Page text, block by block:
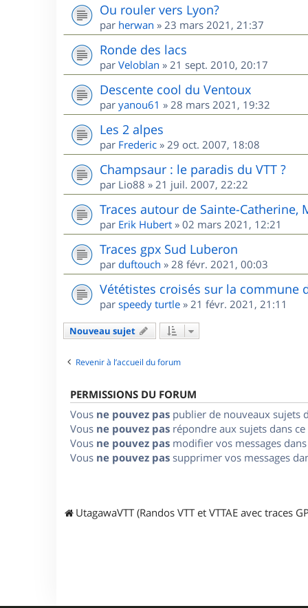
Ou rouler vers Lyon?
par herwan » 23 mars 2021, 21:37
Ronde des lacs
par Veloblan » 21 sept. 2010, 20:17
Descente cool du Ventoux
par yanou61 » 28 mars 2021, 19:32
Les 2 alpes
par Frederic » 29 oct. 2007, 18:08
Champsaur : le paradis du VTT ?
par Lio88 » 21 juil. 2007, 22:22
Traces autour de Sainte-Catherine,
par Erik Hubert » 02 mars 2021, 12:21
Traces gpx Sud Luberon
par duftouch » 28 févr. 2021, 00:03
Vététistes croisés sur la commune
par speedy turtle » 21 févr. 2021, 21:11
Nouveau sujet
Revenir à l’accueil du forum
PERMISSIONS DU FORUM
Vous ne pouvez pas publier de nouveaux sujets
Vous ne pouvez pas répondre aux sujets dans
Vous ne pouvez pas modifier vos messages
Vous ne pouvez pas supprimer vos messages
UtagawaVTT (Randos VTT et VTTAE avec traces